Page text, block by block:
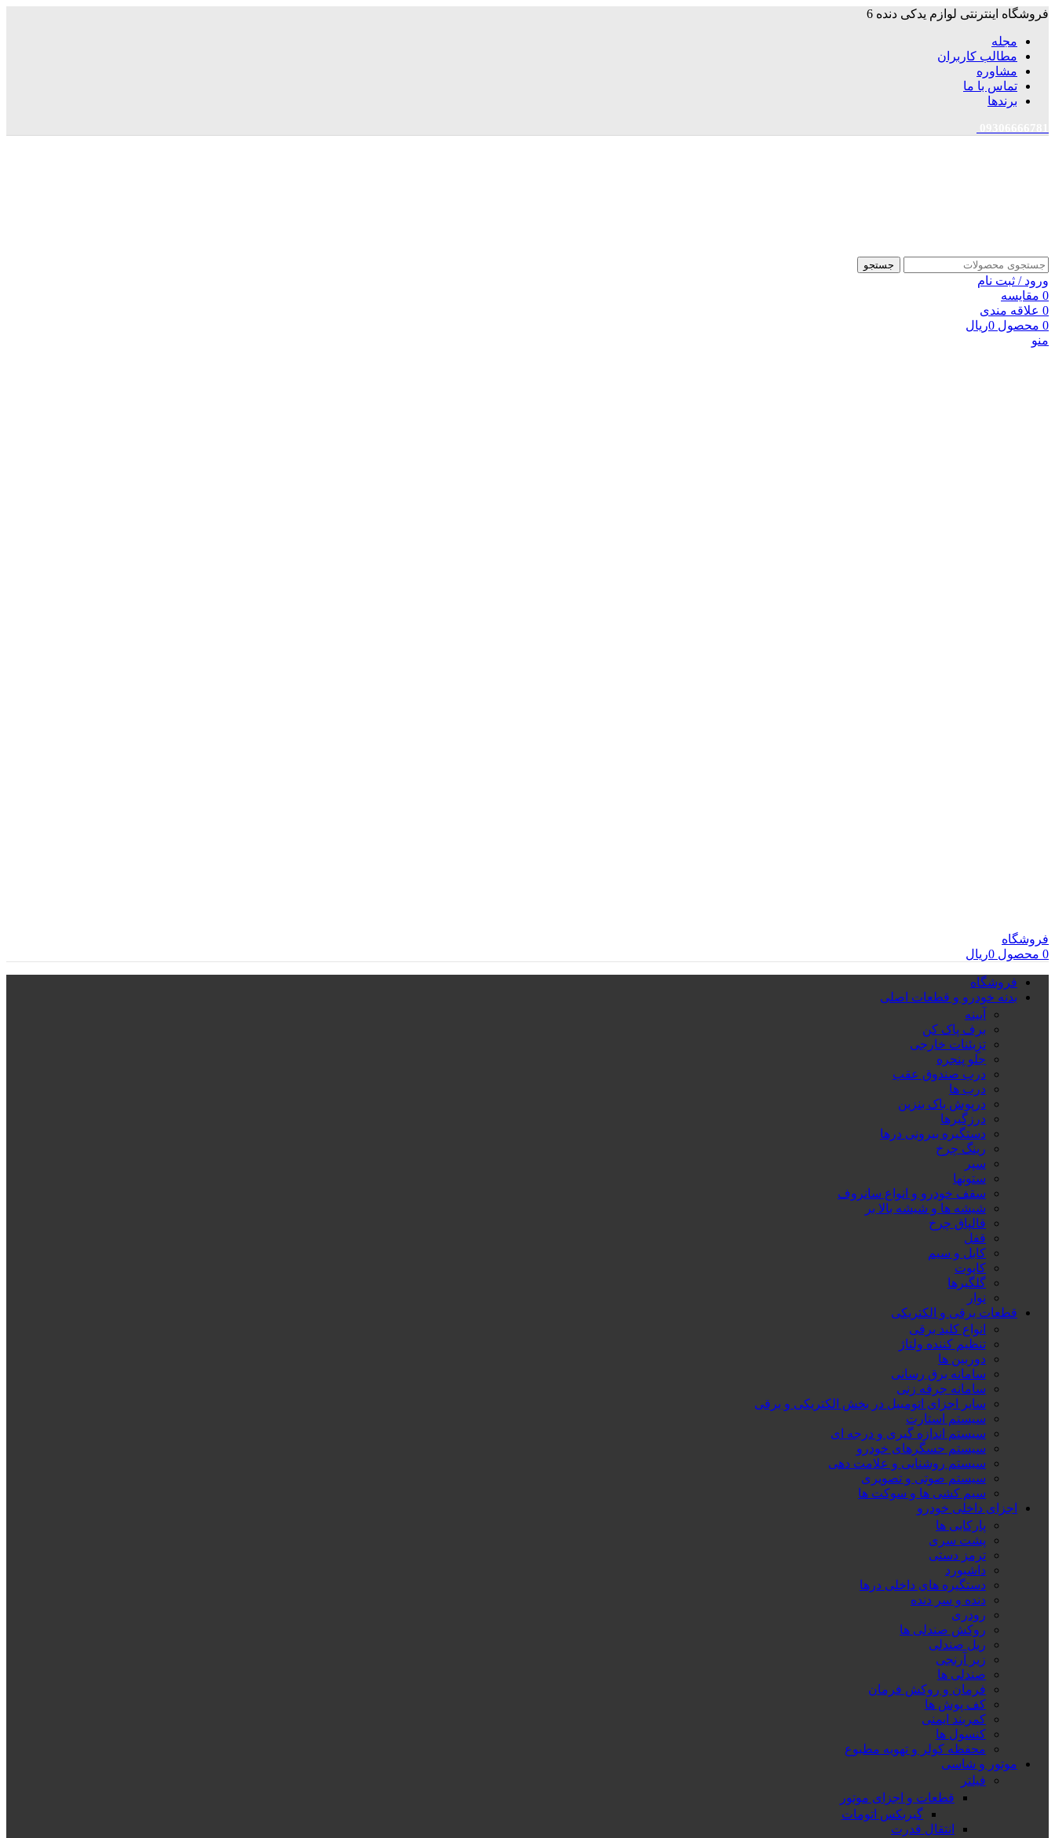
فروشگاه اینترنتی لوازم یدکی دنده 6
مجله
مطالب کاربران
مشاوره
تماس با ما
برندها
جستجو
ورود / ثبت نام
0 مقایسه
0 علاقه مندی
0 محصول 0ریال
منو
فروشگاه
0 محصول 0ریال
فروشگاه
بدنه خودرو و قطعات اصلی
آیینه
برف پاک کن
تزِیئنات خارجی
جلو پنجره
درب صندوق عقب
درب ها
درپوش باک بنزین
درزگیرها
دستگیره بیرونی درها
رینگ چرخ
سپر
ستونها
سقف خودرو و انواع سانروف
شیشه ها و شیشه بالا بر
قالپاق چرخ
قفل
کابل و سیم
کاپوت
گلگیرها
نوار
قطعات برقی و الکتریکی
انواع کلید برقی
تنظیم کننده ولتاژ
دوربین ها
سامانه برق رسانی
سامانه جرقه زنی
سایر اجزای اتومبیل در بخش الکتریکی و برقی
سیستم استارت
سیستم اندازه گیری و درجه ای
سیستم حسگرهای خودرو
سیستم روشنایی و علامت دهی
سیستم صوتی و تصویری
سیم کشی ها و سوکت ها
اجزای داخلی خودرو
پارکابی ها
پشت سری
ترمز دستی
داشبورد
دستگیره های داخلی درها
دنده و سر دنده
رودری
روکش صندلی ها
ریل صندلی
زیر آرنجی
صندلی ها
فرمان و روکش فرمان
کف پوش ها
کمربند ایمنی
کنسول ها
محفظه کولر و تهویه مطبوع
موتور و شاسی
فیلتر
قطعات و اجزای موتور
گیربکس اتومات
انتقال قدرت